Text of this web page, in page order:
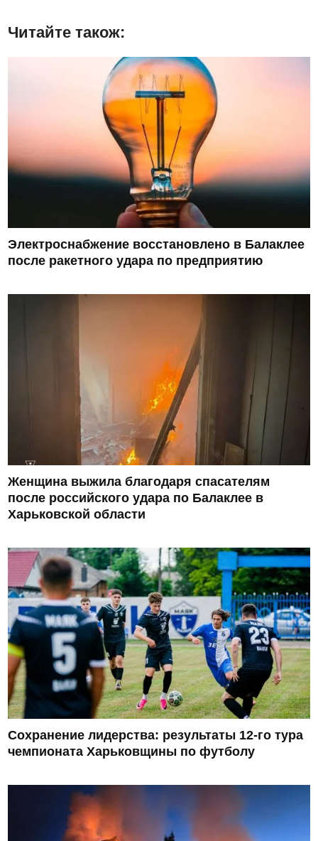
Читайте також:
Электроснабжение восстановлено в Балаклее
после ракетного удара по предприятию
Женщина выжила благодаря спасателям
после российского удара по Балаклее в
Харьковской области
Сохранение лидерства: результаты 12-го тура
чемпионата Харьковщины по футболу